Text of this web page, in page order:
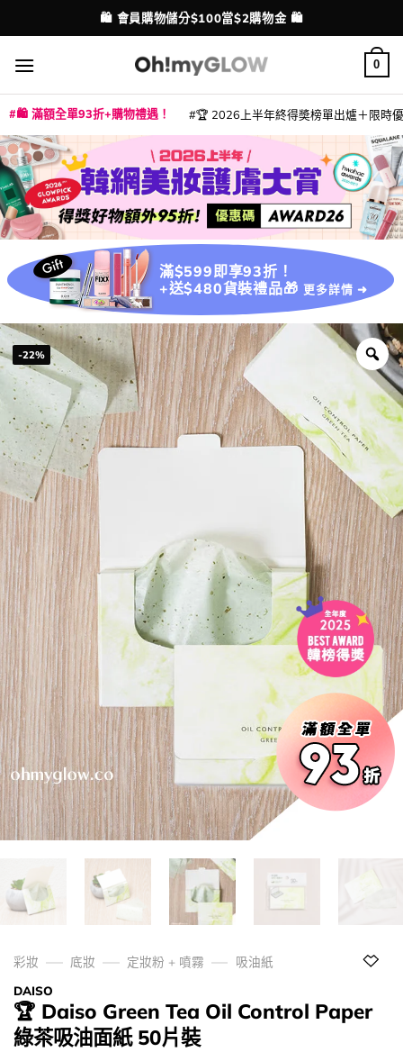
to
content
配送港澳
🛍️ 會員購物儲分$100當$2購物金 🛍️
0
🛍️ 滿額全單93折+購物禮遇！ 🏆 2026上半年終得奬榜單出爐＋限時
滿$599即享93折！
+送$480貨裝禮品🎁 更多詳情 ➜
-22%
彩妝 底妝 定妝粉 + 噴霧
吸油紙
DAISO
🏆 Daiso Green Tea Oil Control Paper
綠茶吸油面紙 50片裝